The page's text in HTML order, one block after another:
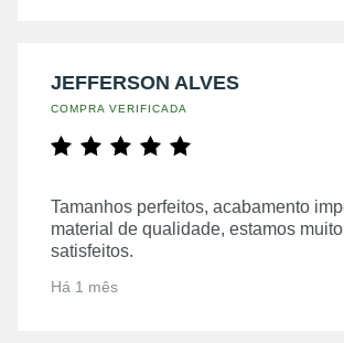
JEFFERSON ALVES
COMPRA VERIFICADA
Tamanhos perfeitos, acabamento
material de qualidade, estamos muito
satisfeitos.
Há 1 mês